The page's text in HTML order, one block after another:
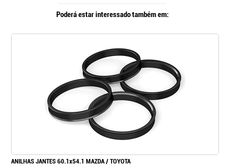
Poderá estar interessado também em:
ANILHAS JANTES 60.1x54.1 MAZDA / TOYOTA